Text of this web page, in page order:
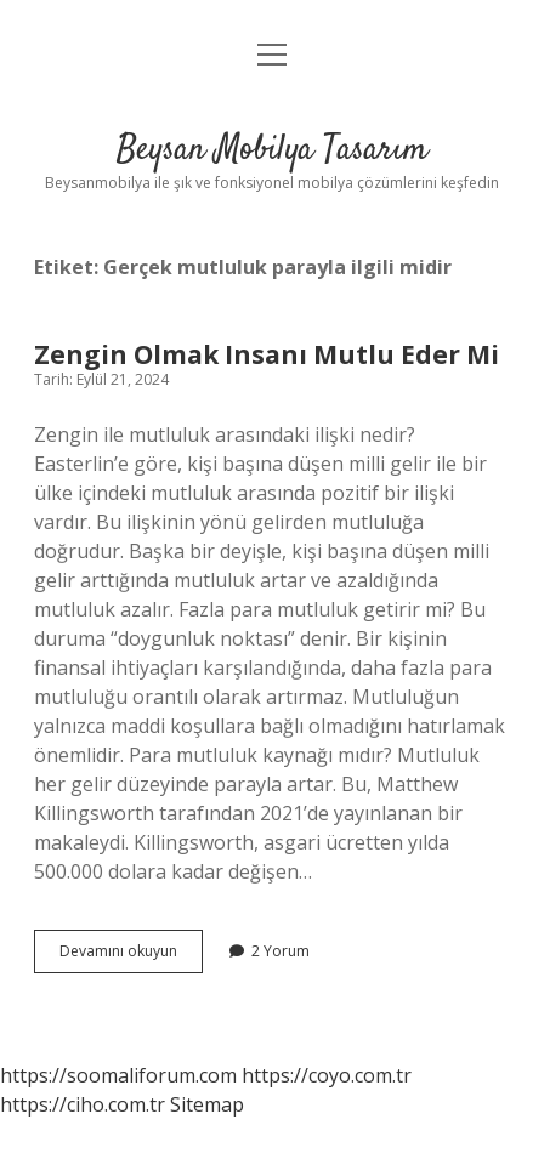
Anasayfa
Yasal Uyarı
menüyü
Beysan Mobilya Tasarım
Beysanmobilya ile şık ve fonksiyonel mobilya çözümlerini keşfedin
Etiket: Gerçek mutluluk parayla ilgili midir
Zengin Olmak Insanı Mutlu Eder Mi
Tarih: Eylül 21, 2024
Zengin ile mutluluk arasındaki ilişki nedir?
Easterlin’e göre, kişi başına düşen milli gelir ile bir
ülke içindeki mutluluk arasında pozitif bir ilişki
vardır. Bu ilişkinin yönü gelirden mutluluğa
doğrudur. Başka bir deyişle, kişi başına düşen milli
gelir arttığında mutluluk artar ve azaldığında
mutluluk azalır. Fazla para mutluluk getirir mi? Bu
duruma “doygunluk noktası” denir. Bir kişinin
finansal ihtiyaçları karşılandığında, daha fazla para
mutluluğu orantılı olarak artırmaz. Mutluluğun
yalnızca maddi koşullara bağlı olmadığını hatırlamak
önemlidir. Para mutluluk kaynağı mıdır? Mutluluk
her gelir düzeyinde parayla artar. Bu, Matthew
Killingsworth tarafından 2021’de yayınlanan bir
makaleydi. Killingsworth, asgari ücretten yılda
500.000 dolara kadar değişen…
Devamını okuyun
Olmak
2 Yorum
https://soomaliforum.com https://coyo.com.tr
https://ciho.com.trSitemap